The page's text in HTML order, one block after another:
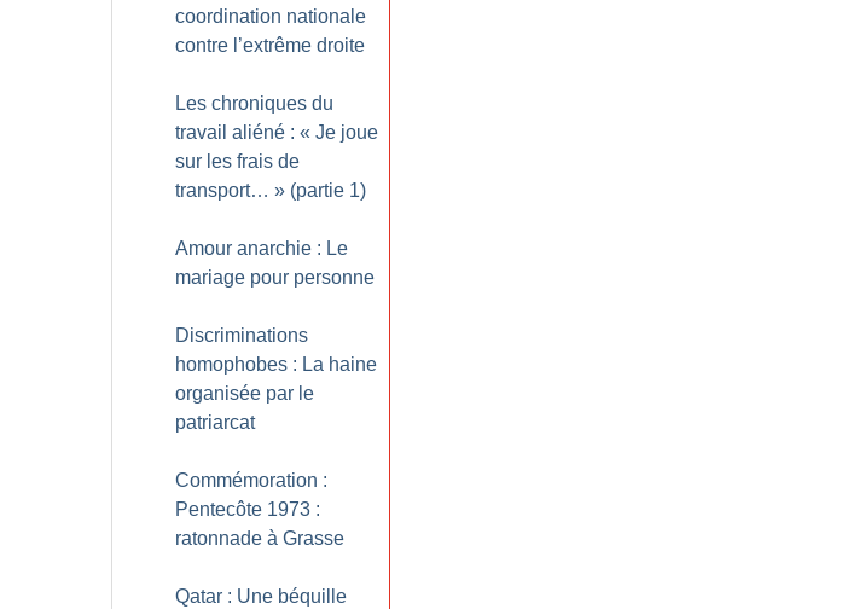
coordination nationale
contre l’extrême droite
Les chroniques du
travail aliéné : « Je joue
sur les frais de
transport… » (partie 1)
Amour anarchie : Le
mariage pour personne
Discriminations
homophobes : La haine
organisée par le
patriarcat
Commémoration :
Pentecôte 1973 :
ratonnade à Grasse
Qatar : Une béquille